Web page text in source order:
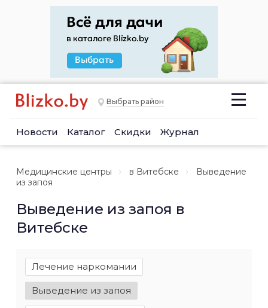
Выбрать район
Новости Каталог Скидки Журнал
Медицинские центры в Витебске
Выведение
из запоя
Выведение из запоя в
Витебске
Лечение наркомании
Выведение из запоя